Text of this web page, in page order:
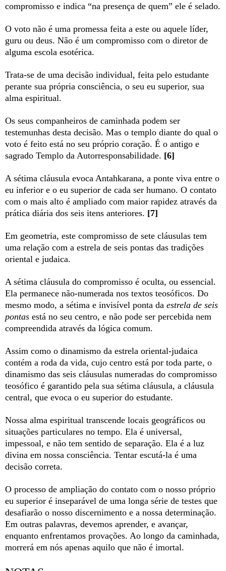
compromisso e indica “na presença de quem” ele é selado.
O voto não é uma promessa feita a este ou aquele líder,
guru ou deus. Não é um compromisso com o diretor de
alguma escola esotérica.
Trata-se de uma decisão individual, feita pelo estudante
perante sua própria consciência, o seu eu superior, sua
alma espiritual.
Os seus companheiros de caminhada podem ser
testemunhas desta decisão. Mas o templo diante do qual o
voto é feito está no seu próprio coração. É o antigo e
sagrado Templo da Autorresponsabilidade. [6]
A sétima cláusula evoca Antahkarana, a ponte viva entre o
eu inferior e o eu superior de cada ser humano. O contato
com o mais alto é ampliado com maior rapidez através da
prática diária dos seis itens anteriores. [7]
Em geometria, este compromisso de sete cláusulas tem
uma relação com a estrela de seis pontas das tradições
oriental e judaica.
A sétima cláusula do compromisso é oculta, ou essencial.
Ela permanece não-numerada nos textos teosóficos. Do
mesmo modo, a sétima e invisível ponta da estrela de seis
pontas está no seu centro, e não pode ser percebida nem
compreendida através da lógica comum.
Assim como o dinamismo da estrela oriental-judaica
contém a roda da vida, cujo centro está por toda parte, o
dinamismo das seis cláusulas numeradas do compromisso
teosófico é garantido pela sua sétima cláusula, a cláusula
central, que evoca o eu superior do estudante.
Nossa alma espiritual transcende locais geográficos ou
situações particulares no tempo. Ela é universal,
impessoal, e não tem sentido de separação. Ela é a luz
divina em nossa consciência. Tentar escutá-la é uma
decisão correta.
O processo de ampliação do contato com o nosso próprio
eu superior é inseparável de uma longa série de testes que
desafiarão o nosso discernimento e a nossa determinação.
Em outras palavras, devemos aprender, e avançar,
enquanto enfrentamos provações. Ao longo da caminhada,
morrerá em nós apenas aquilo que não é imortal.